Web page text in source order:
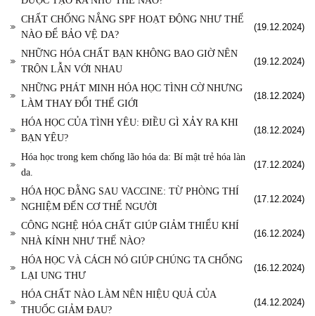
CHẤT CHỐNG NẮNG SPF HOẠT ĐỘNG NHƯ THẾ
NÀO ĐỂ BẢO VỆ DA?
(19.12.2024)
NHỮNG HÓA CHẤT BẠN KHÔNG BAO GIỜ NÊN
TRỘN LẪN VỚI NHAU
(19.12.2024)
NHỮNG PHÁT MINH HÓA HỌC TÌNH CỜ NHƯNG
LÀM THAY ĐỔI THẾ GIỚI
(18.12.2024)
HÓA HỌC CỦA TÌNH YÊU: ĐIỀU GÌ XẢY RA KHI
BẠN YÊU?
(18.12.2024)
Hóa học trong kem chống lão hóa da: Bí mật trẻ hóa làn
da.
(17.12.2024)
HÓA HỌC ĐẰNG SAU VACCINE: TỪ PHÒNG THÍ
NGHIỆM ĐẾN CƠ THỂ NGƯỜI
(17.12.2024)
CÔNG NGHỆ HÓA CHẤT GIÚP GIẢM THIỂU KHÍ
NHÀ KÍNH NHƯ THẾ NÀO?
(16.12.2024)
HÓA HỌC VÀ CÁCH NÓ GIÚP CHÚNG TA CHỐNG
LẠI UNG THƯ
(16.12.2024)
HÓA CHẤT NÀO LÀM NÊN HIỆU QUẢ CỦA
THUỐC GIẢM ĐAU?
(14.12.2024)